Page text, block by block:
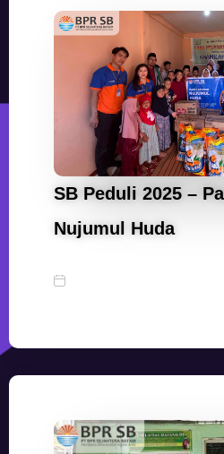
SB Peduli 2025 –
Nujumul Huda